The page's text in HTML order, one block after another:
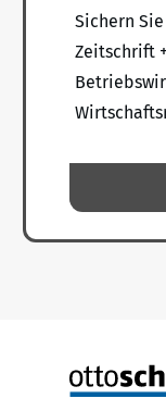
Sichern Sie
Zeitschrift